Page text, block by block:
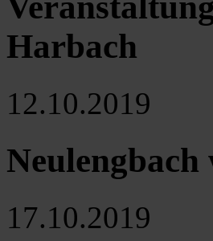
Harbach
12.10.2019
17.10.2019